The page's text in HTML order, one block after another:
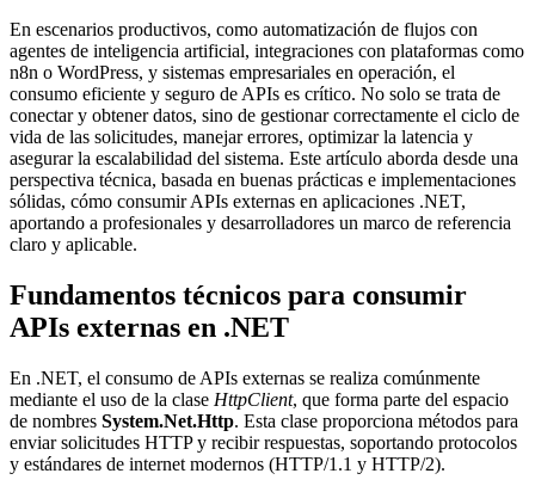
En escenarios productivos, como automatización de flujos con
agentes de inteligencia artificial, integraciones con plataformas como
n8n o WordPress, y sistemas empresariales en operación, el
consumo eficiente y seguro de APIs es crítico. No solo se trata de
conectar y obtener datos, sino de gestionar correctamente el ciclo de
vida de las solicitudes, manejar errores, optimizar la latencia y
asegurar la escalabilidad del sistema. Este artículo aborda desde una
perspectiva técnica, basada en buenas prácticas e implementaciones
sólidas, cómo consumir APIs externas en aplicaciones .NET,
aportando a profesionales y desarrolladores un marco de referencia
claro y aplicable.
Fundamentos técnicos para consumir
APIs externas en .NET
En .NET, el consumo de APIs externas se realiza comúnmente
mediante el uso de la clase HttpClient, que forma parte del espacio
de nombres System.Net.Http. Esta clase proporciona métodos para
enviar solicitudes HTTP y recibir respuestas, soportando protocolos
y estándares de internet modernos (HTTP/1.1 y HTTP/2).